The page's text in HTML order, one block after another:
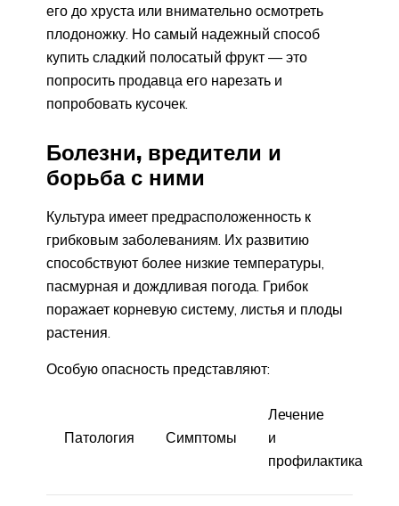
его до хруста или внимательно осмотреть
плодоножку. Но самый надежный способ
купить сладкий полосатый фрукт — это
попросить продавца его нарезать и
попробовать кусочек.
Болезни, вредители и
борьба с ними
Культура имеет предрасположенность к
грибковым заболеваниям. Их развитию
способствуют более низкие температуры,
пасмурная и дождливая погода. Грибок
поражает корневую систему, листья и плоды
растения.
Особую опасность представляют:
Патология Симптомы
Лечение
и
профилактика